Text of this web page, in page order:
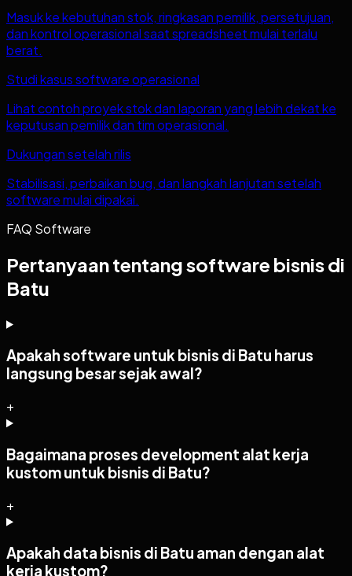
Masuk ke kebutuhan stok, ringkasan pemilik, persetujuan,
dan kontrol operasional saat spreadsheet mulai terlalu
berat.
Studi kasus software operasional
Lihat contoh proyek stok dan laporan yang lebih dekat ke
keputusan pemilik dan tim operasional.
Dukungan setelah rilis
Stabilisasi, perbaikan bug, dan langkah lanjutan setelah
software mulai dipakai.
FAQ Software
Pertanyaan tentang software bisnis di
Batu
Apakah software untuk bisnis di Batu harus
langsung besar sejak awal?
+
Bagaimana proses development alat kerja
kustom untuk bisnis di Batu?
+
Apakah data bisnis di Batu aman dengan alat
kerja kustom?